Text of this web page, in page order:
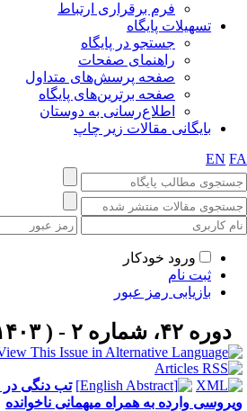
فرم برقراری ارتباط
تسهیلات پایگاه
جستجو در پایگاه
راهنمای صفحات
صفحه پرسش‌های متداول
صفحه برترین‌های پایگاه
اطلاع‌رسانی به دوستان
بایگانی مقالات زیر چاپ
EN
ورود خودکار
ثبت نام
بازیابی رمز عبور
دوره ۴۲، شماره ۲ - ( ۱۴۰۳ )
تب دنگی در
وارده به همراه میهمانی ناخوانده